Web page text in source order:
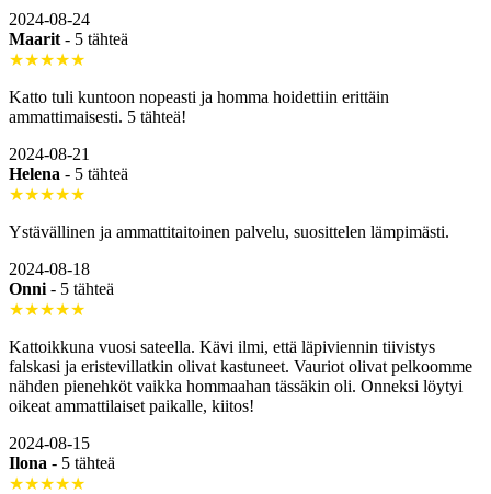
2024-08-24
Maarit - 5 tähteä
★★★★★
Katto tuli kuntoon nopeasti ja homma hoidettiin erittäin
ammattimaisesti. 5 tähteä!
2024-08-21
Helena - 5 tähteä
★★★★★
Ystävällinen ja ammattitaitoinen palvelu, suosittelen lämpimästi.
2024-08-18
Onni - 5 tähteä
★★★★★
Kattoikkuna vuosi sateella. Kävi ilmi, että läpiviennin tiivistys
falskasi ja eristevillatkin olivat kastuneet. Vauriot olivat pelkoomme
nähden pienehköt vaikka hommaahan tässäkin oli. Onneksi löytyi
oikeat ammattilaiset paikalle, kiitos!
2024-08-15
Ilona - 5 tähteä
★★★★★